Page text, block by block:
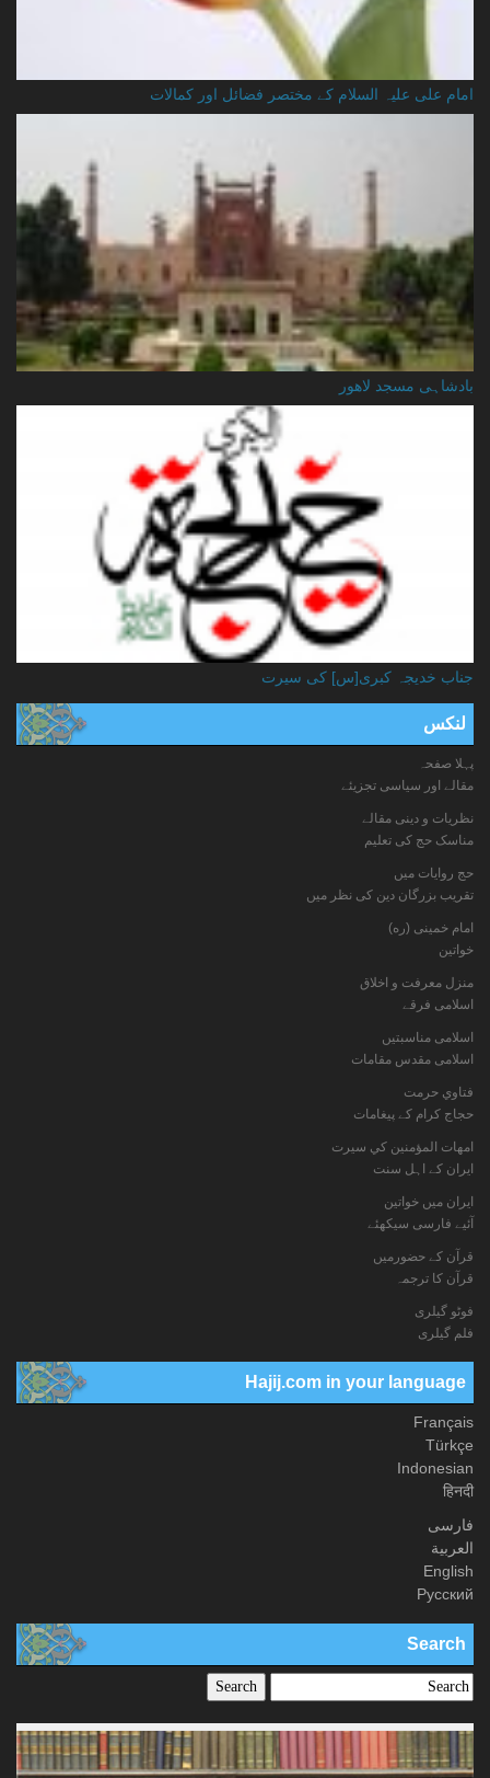
امام علی علیہ السلام کے مختصر فضائل اور کمالات
بادشاہی مسجد لاهور
جناب خدیجہ کبری[س] کی سیرت
لنکس
پہلا صفحہ
مقالے اور سیاسی تجزیئے
نظریات و دینی مقالے
مناسک حج کی تعلیم
حج روایات میں
تقریب بزرگان دین کی نظر میں
امام خمینی (ره)
خواتين
منزل معرفت و اخلاق
اسلامی فرقے
اسلامی مناسبتیں
اسلامی مقدس مقامات
فتاوي حرمت
حجاج کرام کے پیغامات
امهات المؤمنين كي سيرت
ایران کے اہل سنت
ایران میں خواتین
آئیے فارسی سیکھئے
قرآن کے حضورمیں
قرآن کا ترجمہ
فوٹو گيلری
فلم گیلری
Hajij.com in your language
Français
Türkçe
Indonesian
हिनदी
فارسی
العربیة
English
Русский
Search